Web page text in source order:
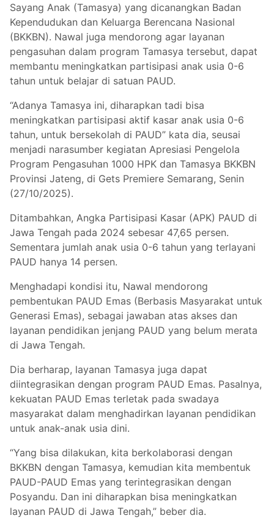
Sayang Anak (Tamasya) yang dicanangkan Badan
Kependudukan dan Keluarga Berencana Nasional
(BKKBN). Nawal juga mendorong agar layanan
pengasuhan dalam program Tamasya tersebut, dapat
membantu meningkatkan partisipasi anak usia 0-6
tahun untuk belajar di satuan PAUD.
“Adanya Tamasya ini, diharapkan tadi bisa
meningkatkan partisipasi aktif kasar anak usia 0-6
tahun, untuk bersekolah di PAUD” kata dia, seusai
menjadi narasumber kegiatan Apresiasi Pengelola
Program Pengasuhan 1000 HPK dan Tamasya BKKBN
Provinsi Jateng, di Gets Premiere Semarang, Senin
(27/10/2025).
Ditambahkan, Angka Partisipasi Kasar (APK) PAUD di
Jawa Tengah pada 2024 sebesar 47,65 persen.
Sementara jumlah anak usia 0-6 tahun yang terlayani
PAUD hanya 14 persen.
Menghadapi kondisi itu, Nawal mendorong
pembentukan PAUD Emas (Berbasis Masyarakat untuk
Generasi Emas), sebagai jawaban atas akses dan
layanan pendidikan jenjang PAUD yang belum merata
di Jawa Tengah.
Dia berharap, layanan Tamasya juga dapat
diintegrasikan dengan program PAUD Emas. Pasalnya,
kekuatan PAUD Emas terletak pada swadaya
masyarakat dalam menghadirkan layanan pendidikan
untuk anak-anak usia dini.
“Yang bisa dilakukan, kita berkolaborasi dengan
BKKBN dengan Tamasya, kemudian kita membentuk
PAUD-PAUD Emas yang terintegrasikan dengan
Posyandu. Dan ini diharapkan bisa meningkatkan
layanan PAUD di Jawa Tengah,” beber dia.